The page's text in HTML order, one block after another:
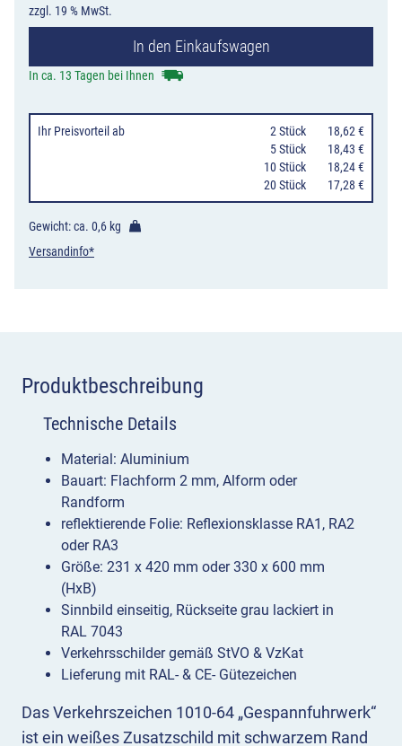
zzgl. 19 % MwSt.
In den Einkaufswagen
In ca. 13 Tagen bei Ihnen
Ihr Preisvorteil ab 2 Stück
18,62 €
5 Stück
18,43 €
10 Stück
18,24 €
20 Stück
17,28 €
Gewicht: ca. 0,6 kg
Versandinfo*
Produktbeschreibung
Das Verkehrszeichen 1010-64 „Gespannfuhrwerk“
ist ein weißes Zusatzschild mit schwarzem Rand
Technische Details
Material: Aluminium
Bauart: Flachform 2 mm, Alform oder
Randform
reflektierende Folie: Reflexionsklasse RA1, RA2
oder RA3
Größe: 231 x 420 mm oder 330 x 600 mm
(HxB)
Sinnbild einseitig, Rückseite grau lackiert in
RAL 7043
Verkehrsschilder gemäß StVO & VzKat
Lieferung mit RAL- & CE- Gütezeichen